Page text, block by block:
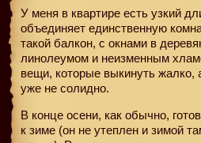
У меня в квартире есть узкий
объединяет единственную
такой балкон, с окнами в
линолеумом и неизменным
вещи, которые выкинуть жалко,
уже не солидно.
В конце осени, как обычно,
к зиме (он не утеплен и зимой